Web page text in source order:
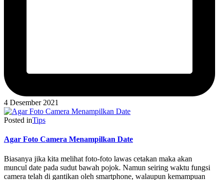
4 Desember 2021
Posted inTips
Agar Foto Camera Menampilkan Date
Biasanya jika kita melihat foto-foto lawas cetakan maka akan
muncul date pada sudut bawah pojok. Namun seiring waktu fungsi
camera telah di gantikan oleh smartphone, walaupun kemampuan